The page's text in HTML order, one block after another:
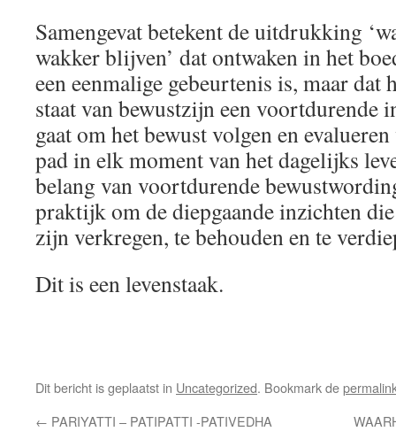
Samengevat betekent de uitdrukking
wakker blijven’ dat ontwaken in het
een eenmalige gebeurtenis is, maar dat
staat van bewustzijn een voortdurende
gaat om het bewust volgen en
pad in elk moment van het dagelijks
belang van voortdurende
praktijk om de diepgaande inzichten
zijn verkregen, te behouden en te
Dit is een levenstaak.
Dit bericht is geplaatst in Uncategorized. Bookmark de
← PARIYATTI – PATIPATTI -PATIVEDHA